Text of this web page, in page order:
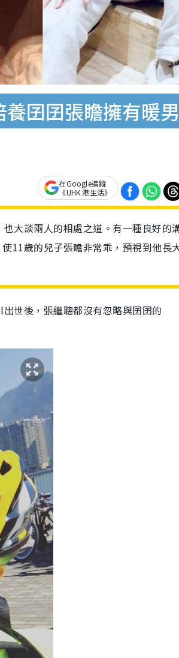
囝囝張瞻擁有暖
在Google追蹤
《UHK 港生活》
大談兩人的相處之道。有一種良好的
11歲的兒子張瞻非常乖，預視到他長
世後，張繼聰都沒有忽略與囝囝的